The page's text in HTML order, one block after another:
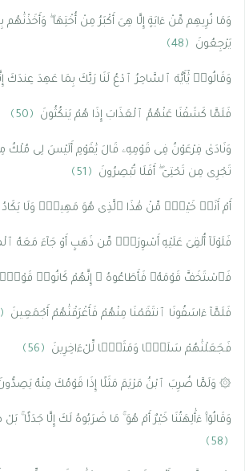
وَمَا نُرِيهِم مِّنْ ءَايَةٍ إِلَّا هِىَ أَكْبَرُ مِنْ أُخْتِهَا
يَرْجِعُونَ
﴿48﴾
وَقَالُوا۟ يَٰٓأَيُّهَ ٱلسَّاحِرُ ٱدْعُ لَنَا رَبَّكَ بِمَا عَهِدَ عِندَكَ
فَلَمَّا كَشَفْنَا عَنْهُمُ ٱلْعَذَابَ إِذَا هُمْ يَنكُثُونَ ﴿50﴾
وَنَادَىٰ فِرْعَوْنُ فِى قَوْمِهِۦ قَالَ يَٰقَوْمِ أَلَيْسَ لِى مُلْكُ
تَجْرِى مِن تَحْتِىٓ ۖ أَفَلَا تُبْصِرُونَ
﴿51﴾
أَمْ أَنَا۠ خَيْرٌۭ مِّنْ هَٰذَا ٱلَّذِى هُوَ مَهِينٌۭ وَلَا يَكَادُ
فَلَوْلَآ أُلْقِىَ عَلَيْهِ أَسْوِرَةٌۭ مِّن ذَهَبٍ أَوْ جَآءَ مَعَهُ
فَٱسْتَخَفَّ قَوْمَهُۥ فَأَطَاعُوهُ ۚ إِنَّهُمْ كَانُوا۟
فَلَمَّآ ءَاسَفُونَا ٱنتَقَمْنَا مِنْهُمْ فَأَغْرَقْنَٰهُمْ أَجْمَعِينَ ﴿55﴾
فَجَعَلْنَٰهُمْ سَلَفًۭا وَمَثَلًۭا لِّلْءَاخِرِينَ ﴿56﴾
۞ وَلَمَّا ضُرِبَ ٱبْنُ مَرْيَمَ مَثَلًا إِذَا قَوْمُكَ مِنْهُ
وَقَالُوٓا۟ ءَأَٰلِهَتُنَا خَيْرٌ أَمْ هُوَ ۚ مَا ضَرَبُوهُ لَكَ إِلَّا جَدَلًۢا
﴿58﴾